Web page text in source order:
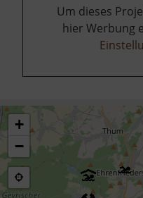
Um dieses
hier Werbung
+
−